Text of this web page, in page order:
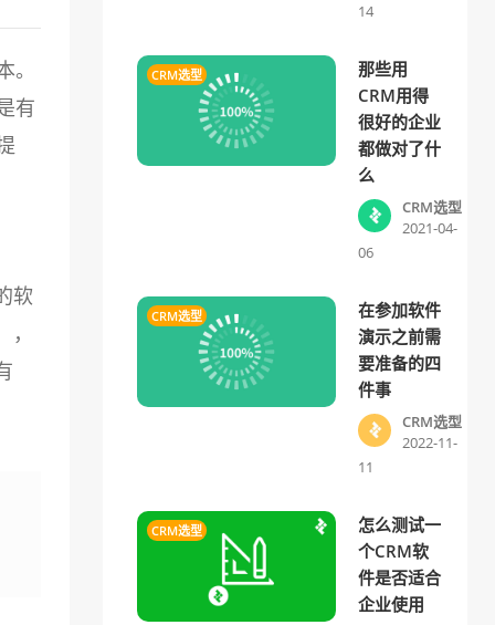
有
软
14
CRM选型
那些用
CRM用得
很好的企业
都做对了什
么
CRM选型
2021-04-
06
CRM选型
在参加软件
演示之前需
要准备的四
件事
CRM选型
2022-11-
11
CRM选型
怎么测试一
个CRM软
件是否适合
企业使用